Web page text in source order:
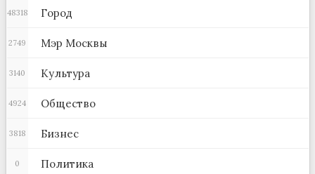
Город
48318
Мэр Москвы
2749
Культура
3140
Общество
4924
Бизнес
3818
Политика
0